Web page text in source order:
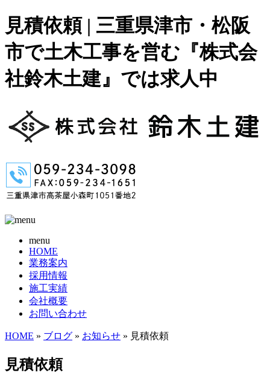
見積依頼 | 三重県津市・松阪
市で土木工事を営む『株式会
社鈴木土建』では求人中
menu
HOME
業務案内
採用情報
施工実績
会社概要
お問い合わせ
HOME » ブログ » お知らせ » 見積依頼
見積依頼